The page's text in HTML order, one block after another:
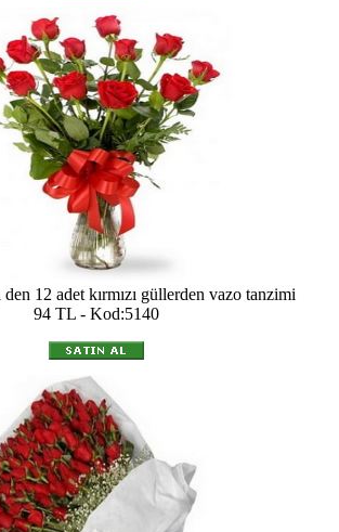
12 adet kırmızı güllerden vazo tanzimi
94 TL - Kod:5140